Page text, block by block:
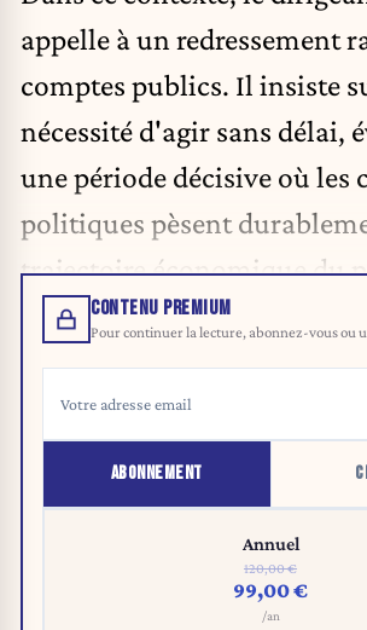
appelle à un redressement
comptes publics. Il insiste
nécessité d'agir sans délai,
une période décisive où les
politiques pèsent
trajectoire économique du
CONTENU PREMIUM
Pour continuer la lecture, abonnez-vous ou
ABONNEMENT
Annuel
120,00 €
99,00 €
/an